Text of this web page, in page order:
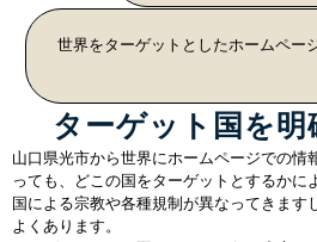
世界をターゲットとしたホームペー
ターゲット国を明
山口県光市から世界にホームページでの情
っても、どこの国をターゲットとするかに
国による宗教や各種規制が異なってきます
よくあります。